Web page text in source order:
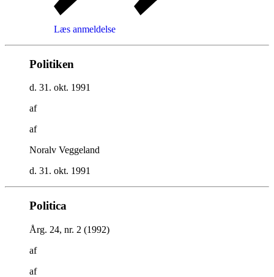
Læs anmeldelse
Politiken
d. 31. okt. 1991
af
af
Noralv Veggeland
d. 31. okt. 1991
Politica
Årg. 24, nr. 2 (1992)
af
af